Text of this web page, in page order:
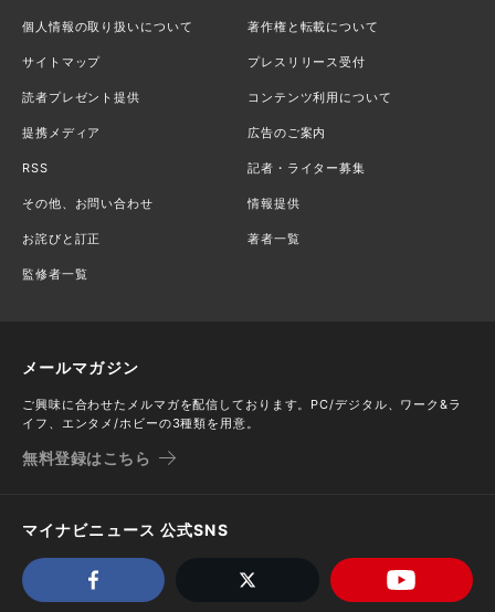
個人情報の取り扱いについて 著作権と転載について
サイトマップ プレスリリース受付
読者プレゼント提供 コンテンツ利用について
提携メディア 広告のご案内
RSS 記者・ライター募集
その他、お問い合わせ 情報提供
お詫びと訂正 著者一覧
監修者一覧
メールマガジン
ご興味に合わせたメルマガを配信しております。PC/デジタル、ワーク&ラ
イフ、エンタメ/ホビーの3種類を用意。
無料登録はこちら
マイナビニュース 公式SNS